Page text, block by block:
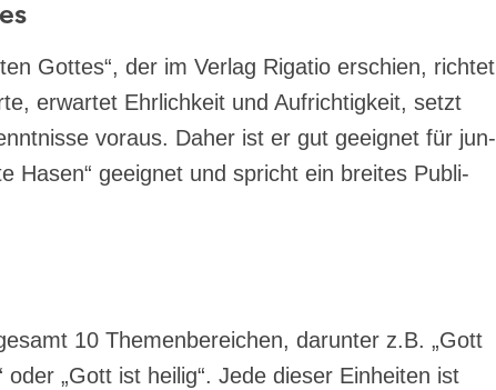
Got­tes“, der im Ver­lag Riga­tio erschien, rich­tet
erwar­tet Ehr­lich­keit und Auf­rich­tig­keit, setzt
vor­aus. Daher ist er gut geeig­net für jun­
Hasen“ geeig­net und spricht ein brei­tes Publi­
10 The­men­be­rei­chen, dar­un­ter z.B. „Gott
oder „Gott ist hei­lig“. Jede die­ser Ein­hei­ten ist